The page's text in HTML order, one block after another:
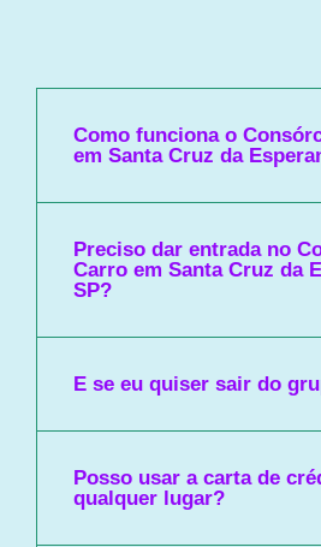
Como funciona o
em Santa Cruz da
Preciso dar entrada no
Carro em Santa Cruz da
SP?
E se eu quiser sair do
Posso usar a carta de
qualquer lugar?